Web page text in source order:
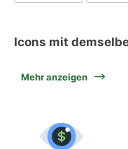
Icons mit
Mehr anzeigen